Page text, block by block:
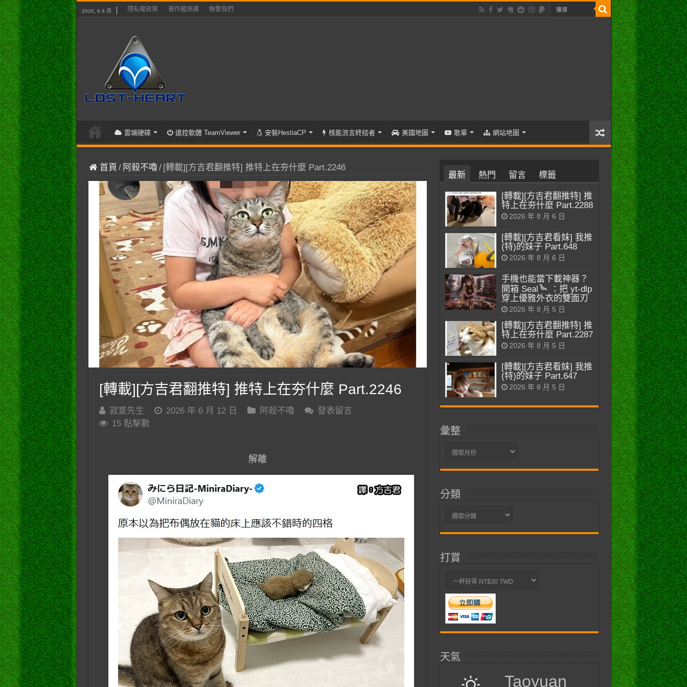
2026, 6 8 月 隱私權政策 著作權保護 聯繫我們
雲端硬碟 遠控軟體 TeamViewer 安裝HestiaCP 核能流言終結者 美國地圖 歌單 網站地圖
首頁 / 阿殺不嚕/ [轉載][方吉君翻推特] 推特上在夯什麼 Part.2246
[轉載][方吉君翻推特] 推特上在夯什麼 Part.2246
寂寞先生 2026 年 6 月 12 日 阿殺不嚕
發表留言
15 點擊數
解離
最新 熱門 留言 標籤
[轉載][方吉君翻推特] 推
特上在夯什麼 Part.2288
2026 年 8 月 6 日
[轉載][方吉君看妹] 我推
(特)的妹子 Part.648
2026 年 8 月 6 日
手機也能當下載神器？
開箱 Seal
：把 yt-dlp
穿上優雅外衣的雙面刃
2026 年 8 月 5 日
[轉載][方吉君翻推特] 推
特上在夯什麼 Part.2287
2026 年 8 月 5 日
[轉載][方吉君看妹] 我推
(特)的妹子 Part.647
2026 年 8 月 5 日
彙整
彙
分類
分
打賞
天氣
Taoyuan